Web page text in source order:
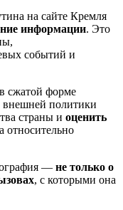
на сайте Кремля
информации. Это
событий и
в сжатой форме
внешней политики
страны и оценить
относительно
— не только о
, с которыми она